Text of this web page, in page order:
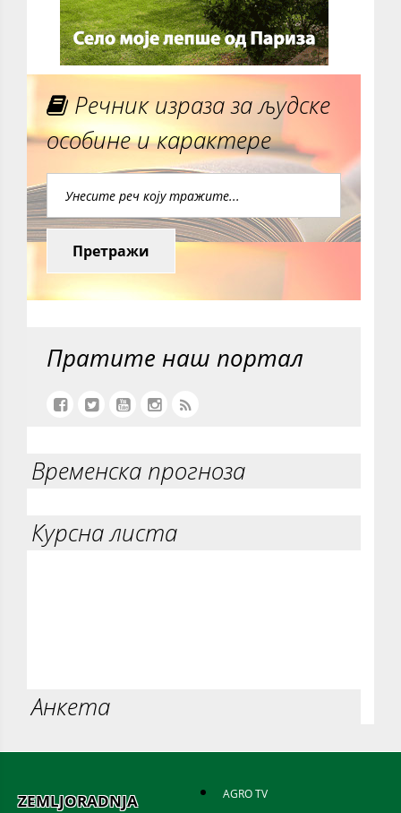
Речник израза за људске
особине и карактере
Претражи
Пратите наш портал
Временска прогноза
Курсна листа
Анкета
ZEMLJORADNJA AGRO TV